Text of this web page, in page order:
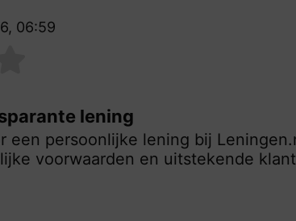
06:59
lening
een persoonlijke lening bij
voorwaarden en uitstekende